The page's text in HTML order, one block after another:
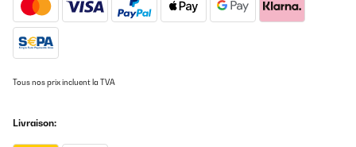
Tous nos prix incluent la TVA
Livraison: